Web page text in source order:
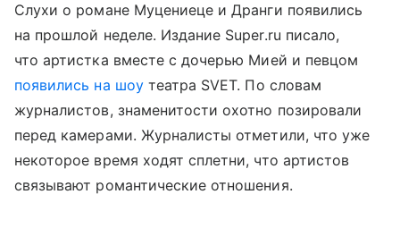
Слухи о романе Муцениеце и Дранги появились
на прошлой неделе. Издание Super.ru писало,
что артистка вместе с дочерью Мией и певцом
появились на шоутеатра SVET. По словам
журналистов, знаменитости охотно позировали
перед камерами. Журналисты отметили, что уже
некоторое время ходят сплетни, что артистов
связывают романтические отношения.